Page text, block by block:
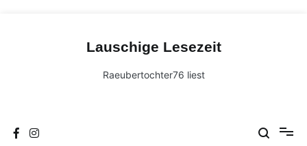
Lauschige Lesezeit
Raeubertochter76 liest